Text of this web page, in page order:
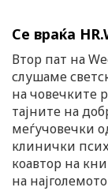
Се враќа
Втор пат на
слушаме
на човечките
тајните на
меѓучовечки
клинички
коавтор на
на